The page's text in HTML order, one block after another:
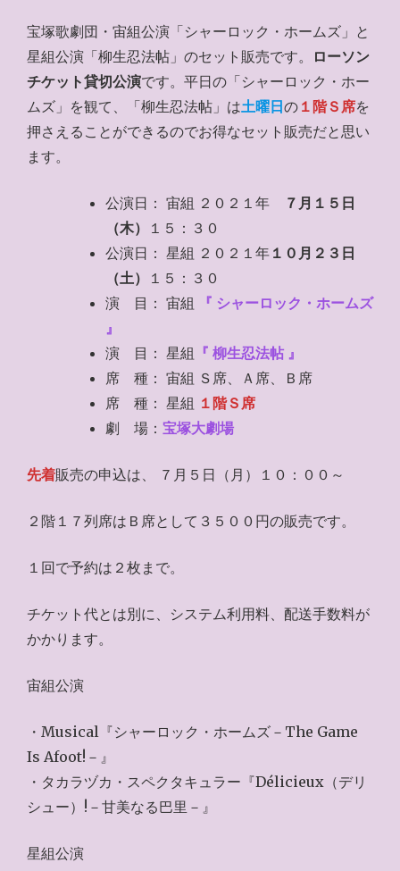
宝塚歌劇団・宙組公演「シャーロック・ホームズ」と
星組公演「柳生忍法帖」のセット販売です。
ローソン
チケット貸切公演です。平日の「シャーロック・ホー
ムズ」を観て、「柳生忍法帖」は土曜日の １階Ｓ席を
押さえることができるのでお得なセット販売だと思い
ます。
公演日： 宙組 ２０２１年 ７月１５日
（木）
１５：３０
公演日： 星組 ２０２１年 １０月２３日
（土）
１５：３０
演 目： 宙組
『 シャーロック・ホームズ
』
演 目： 星組 『 柳生忍法帖 』
席 種： 宙組 Ｓ席、Ａ席、Ｂ席
席 種： 星組 １階Ｓ席
劇 場： 宝塚大劇場
先着販売の申込は、 ７月５日（月）１０：００～
２階１７列席はＢ席として３５００円の販売です。
１回で予約は２枚まで。
チケット代とは別に、システム利用料、配送手数料が
かかります。
宙組公演
・Musical『シャーロック・ホームズ－The Game
Is Afoot!－』
・タカラヅカ・スペクタキュラー『Délicieux（デリ
シュー）!－甘美なる巴里－』
星組公演